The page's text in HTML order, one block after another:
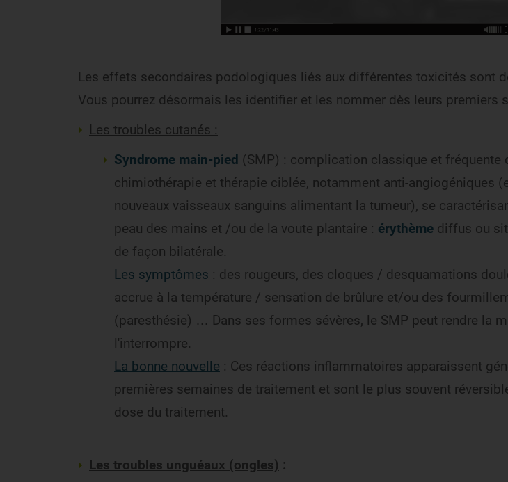
Les effets secondaires podologiques liés aux différentes toxicités sont
Vous pourrez désormais les identifier et les nommer dès leurs premiers
Les troubles cutanés :
Syndrome main-pied (SMP) : complication classique et fréquente
chimiothérapie et thérapie ciblée, notamment anti-angiogéniques
nouveaux vaisseaux sanguins alimentant la tumeur), se
peau des mains et /ou de la voute plantaire : érythème diffus ou
de façon bilatérale.
Les symptômes : des rougeurs, des cloques / desquamations
accrue à la température / sensation de brûlure et/ou des
(paresthésie) … Dans ses formes sévères, le SMP peut rendre la
l'interrompre.
La bonne nouvelle : Ces réactions inflammatoires apparaissent
premières semaines de traitement et sont le plus souvent
dose du traitement.
Les troubles unguéaux (ongles) :